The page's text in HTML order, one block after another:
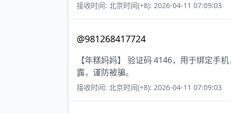
接收时间: 北京时间(+8): 2026-04-11 07:09:03
@981268417724
【年糕妈妈】 验证码 4146，用于绑定手
露，谨防被骗。
接收时间: 北京时间(+8): 2026-04-11 07:09:03